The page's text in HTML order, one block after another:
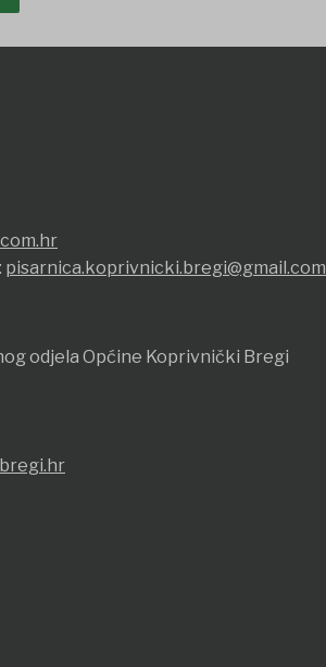
pisarnica.koprivnicki.bregi@gmail.com
odjela Općine Koprivnički Bregi